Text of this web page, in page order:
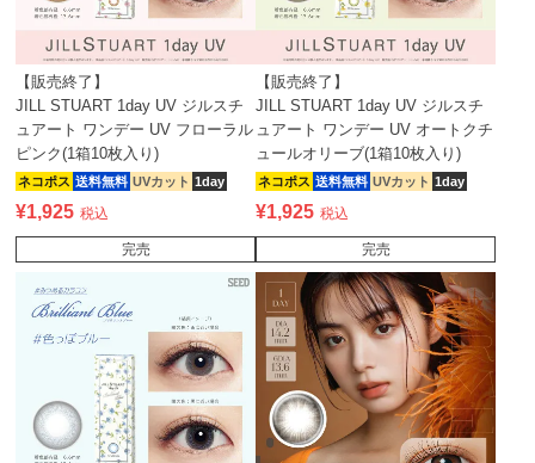
【販売終了】
JILL STUART 1day UV ジルスチ
ュアート ワンデー UV フローラル
ピンク(1箱10枚入り)
ネコポス 送料無料 UVカット 1day
¥1,925 税込
完売
【販売終了】
JILL STUART 1day UV ジルスチ
ュアート ワンデー UV オートクチ
ュールオリーブ(1箱10枚入り)
ネコポス 送料無料 UVカット 1day
¥1,925 税込
完売